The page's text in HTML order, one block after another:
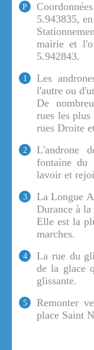
P
5.943835,
mairie et
5.942843.
1
Les
l'autre ou
De
rues les
rues Droite
2
L'androne
fontaine du
lavoir et
3
La Longue
Durance à
Elle est la
marches.
4
La rue du
de la glace
glissante.
5
Remonter
place Saint